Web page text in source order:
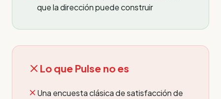
que la dirección puede construir
Lo que Pulse no es
Una encuesta clásica de satisfacción de